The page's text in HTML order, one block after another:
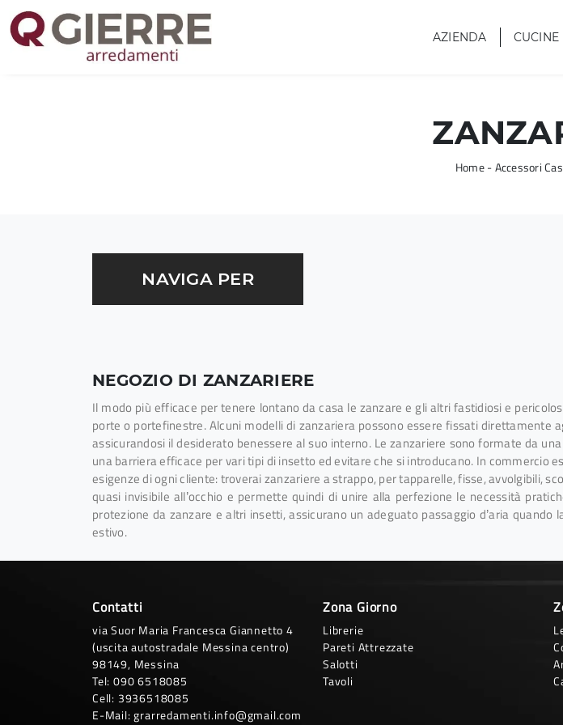
AZIENDA CUCINE
Home-Accessori
NAVIGA PER
NEGOZIO DI ZANZARIERE
Il modo più efficace per tenere lontano da casa le zanzare e gli altri fastidiosi e
porte o portefinestre. Alcuni modelli di zanzariera possono essere fissati direttamente
assicurandosi il desiderato benessere al suo interno. Le zanzariere sono formate da
una barriera efficace per vari tipi di insetto ed evitare che si introducano. In
esigenze di ogni cliente: troverai zanzariere a strappo, per tapparelle, fisse, avvolgibili,
quasi invisibile all’occhio e permette quindi di unire alla perfezione le necessità
protezione da zanzare e altri insetti, assicurano un adeguato passaggio d’aria
estivo.
Contatti
via Suor Maria Francesca Giannetto 4
(uscita autostradale Messina centro)
98149, Messina
Tel: 090 6518085
Cell: 3936518085
E-Mail: grarredamenti.info@gmail.com
Zona Giorno
Librerie
Pareti Attrezzate
Salotti
Tavoli